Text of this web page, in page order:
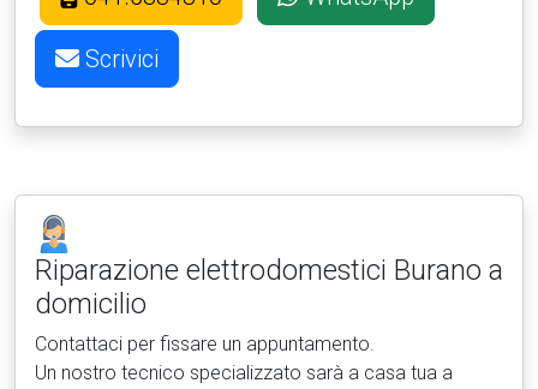
Scrivici
Riparazione elettrodomestici Burano a
domicilio
Contattaci per fissare un appuntamento.
Un nostro tecnico specializzato sarà a casa tua a